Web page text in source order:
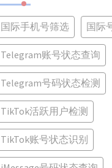
国际手机号筛选 国际
Telegram账号状态查询
Telegram号码状态检测
TikTok活跃用户检测
TikTok账号状态识别